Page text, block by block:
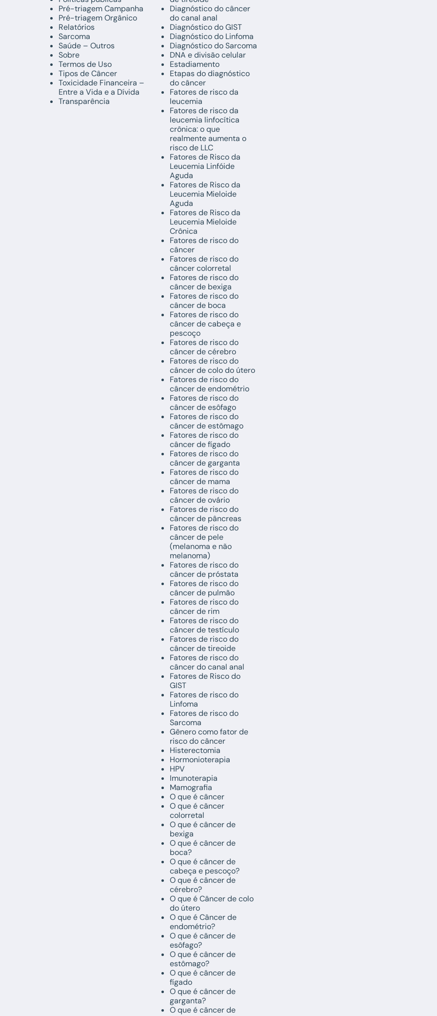
Pré-triagem Campanha
Pré-triagem Orgânico
Relatórios
Sarcoma
Saúde – Outros
Sobre
Termos de Uso
Tipos de Câncer
Toxicidade Financeira –
Entre a Vida e a Dívida
Transparência
Diagnóstico do câncer
do canal anal
Diagnóstico do GIST
Diagnóstico do Linfoma
Diagnóstico do Sarcoma
DNA e divisão celular
Estadiamento
Etapas do diagnóstico
do câncer
Fatores de risco da
leucemia
Fatores de risco da
leucemia linfocítica
crônica: o que
realmente aumenta o
risco de LLC
Fatores de Risco da
Leucemia Linfóide
Aguda
Fatores de Risco da
Leucemia Mieloide
Aguda
Fatores de Risco da
Leucemia Mieloide
Crônica
Fatores de risco do
câncer
Fatores de risco do
câncer colorretal
Fatores de risco do
câncer de bexiga
Fatores de risco do
câncer de boca
Fatores de risco do
câncer de cabeça e
pescoço
Fatores de risco do
câncer de cérebro
Fatores de risco do
câncer de colo do útero
Fatores de risco do
câncer de endométrio
Fatores de risco do
câncer de esôfago
Fatores de risco do
câncer de estômago
Fatores de risco do
câncer de fígado
Fatores de risco do
câncer de garganta
Fatores de risco do
câncer de mama
Fatores de risco do
câncer de ovário
Fatores de risco do
câncer de pâncreas
Fatores de risco do
câncer de pele
(melanoma e não
melanoma)
Fatores de risco do
câncer de próstata
Fatores de risco do
câncer de pulmão
Fatores de risco do
câncer de rim
Fatores de risco do
câncer de testículo
Fatores de risco do
câncer de tireoide
Fatores de risco do
câncer do canal anal
Fatores de Risco do
GIST
Fatores de risco do
Linfoma
Fatores de risco do
Sarcoma
Gênero como fator de
risco do câncer
Histerectomia
Hormonioterapia
HPV
Imunoterapia
Mamografia
O que é câncer
O que é câncer
colorretal
O que é câncer de
bexiga
O que é câncer de
boca?
O que é câncer de
cabeça e pescoço?
O que é câncer de
cérebro?
O que é Câncer de colo
do útero
O que é Câncer de
endométrio?
O que é câncer de
esôfago?
O que é câncer de
estômago?
O que é câncer de
fígado
O que é câncer de
garganta?
O que é câncer de